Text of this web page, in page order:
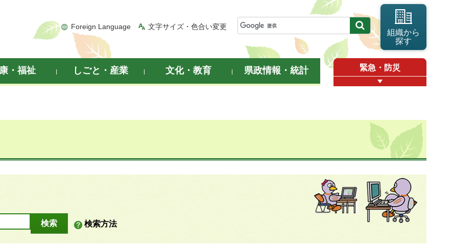
Foreign Language 文字サイズ・色合い変更
組織から
探す
・福祉 しごと・産業 文化・教育 県政情報・統計 緊急・防災
検索方法